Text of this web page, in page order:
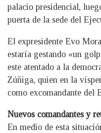
palacio presidencial,
puerta de la sede del
El expresidente Evo
estaría gestando «un
este atentado a la
Zúñiga, quien en la
como excomandante del
Nuevos comandantes y
En medio de esta